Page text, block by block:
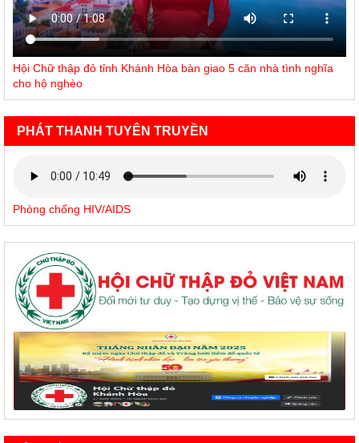
Hội Chữ thập đỏ tỉnh Khánh Hòa bàn giao 5 căn nhà tình nghĩa
cho hộ nghèo
PHÁT THANH TUYÊN TRUYỀN
Phòng chống HIV/AIDS